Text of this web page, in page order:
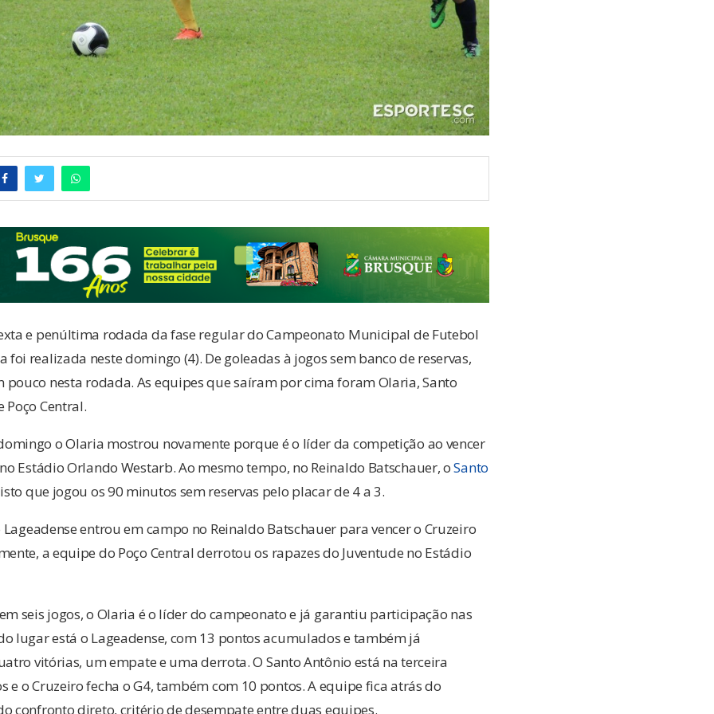
e penúltima rodada da fase regular do Campeonato Municipal de Futebol
realizada neste domingo (4). De goleadas à jogos sem banco de reservas,
pouco nesta rodada. As equipes que saíram por cima foram Olaria, Santo
Poço Central.
o Olaria mostrou novamente porque é o líder da competição ao vencer
Estádio Orlando Westarb. Ao mesmo tempo, no Reinaldo Batschauer, oSanto
que jogou os 90 minutos sem reservas pelo placar de 4 a 3.
Lageadense entrou em campo no Reinaldo Batschauer para vencer o Cruzeiro
a equipe do Poço Central derrotou os rapazes do Juventude no Estádio
seis jogos, o Olaria é o líder do campeonato e já garantiu participação nas
lugar está o Lageadense, com 13 pontos acumulados e também já
vitórias, um empate e uma derrota. O Santo Antônio está na terceira
e o Cruzeiro fecha o G4, também com 10 pontos. A equipe fica atrás do
confronto direto, critério de desempate entre duas equipes.